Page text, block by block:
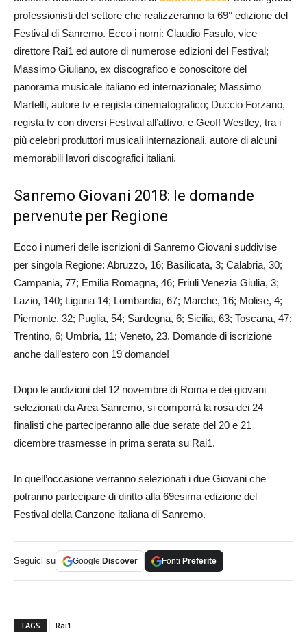
professionisti del settore che realizzeranno la 69° edizione del
Festival di Sanremo. Ecco i nomi: Claudio Fasulo, vice
direttore Rai1 ed autore di numerose edizioni del Festival;
Massimo Giuliano, ex discografico e conoscitore del
panorama musicale italiano ed internazionale; Massimo
Martelli, autore tv e regista cinematografico; Duccio Forzano,
regista tv con diversi Festival all’attivo, e Geoff Westley, tra i
più celebri produttori musicali internazionali, autore di alcuni
memorabili lavori discografici italiani.
Sanremo Giovani 2018: le domande
pervenute per Regione
Ecco i numeri delle iscrizioni di Sanremo Giovani suddivise
per singola Regione: Abruzzo, 16; Basilicata, 3; Calabria, 30;
Campania, 77; Emilia Romagna, 46; Friuli Venezia Giulia, 3;
Lazio, 140; Liguria 14; Lombardia, 67; Marche, 16; Molise, 4;
Piemonte, 32; Puglia, 54; Sardegna, 6; Sicilia, 63; Toscana, 47;
Trentino, 6; Umbria, 11; Veneto, 23. Domande di iscrizione
anche dall’estero con 19 domande!
Dopo le audizioni del 12 novembre di Roma e dei giovani
selezionati da Area Sanremo, si comporrà la rosa dei 24
finalisti che parteciperanno alle due serate del 20 e 21
dicembre trasmesse in prima serata su Rai1.
In quell’occasione verranno selezionati i due Giovani che
potranno partecipare di diritto alla 69esima edizione del
Festival della Canzone italiana di Sanremo.
Seguici su Google Discover Fonti Preferite
TAGS Rai1